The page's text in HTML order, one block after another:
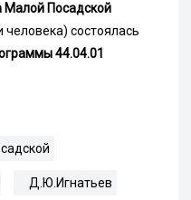
Малой Посадской
состоялась
44.04.01
Д.Ю.Игнатьев